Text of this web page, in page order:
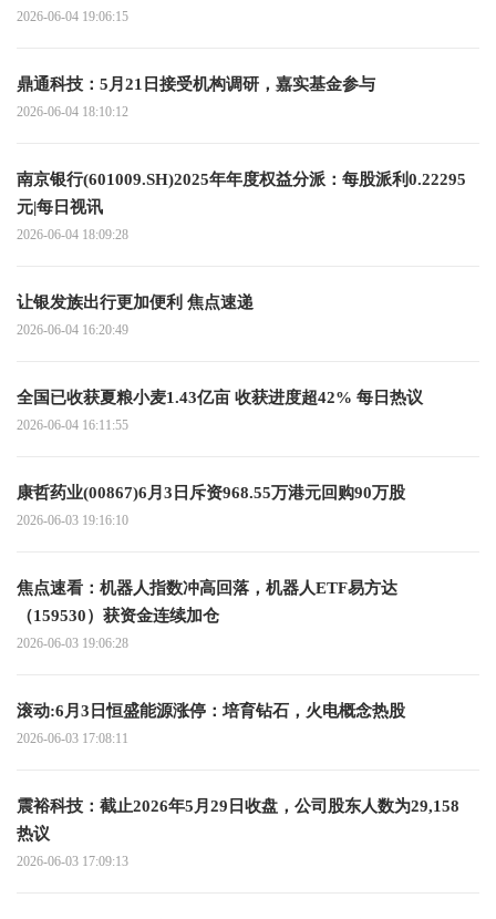
2026-06-04 19:06:15
鼎通科技：5月21日接受机构调研，嘉实基金参与
2026-06-04 18:10:12
南京银行(601009.SH)2025年年度权益分派：每股派利0.22295
元|每日视讯
2026-06-04 18:09:28
让银发族出行更加便利 焦点速递
2026-06-04 16:20:49
全国已收获夏粮小麦1.43亿亩 收获进度超42% 每日热议
2026-06-04 16:11:55
康哲药业(00867)6月3日斥资968.55万港元回购90万股
2026-06-03 19:16:10
焦点速看：机器人指数冲高回落，机器人ETF易方达
（159530）获资金连续加仓
2026-06-03 19:06:28
滚动:6月3日恒盛能源涨停：培育钻石，火电概念热股
2026-06-03 17:08:11
震裕科技：截止2026年5月29日收盘，公司股东人数为29,158
热议
2026-06-03 17:09:13